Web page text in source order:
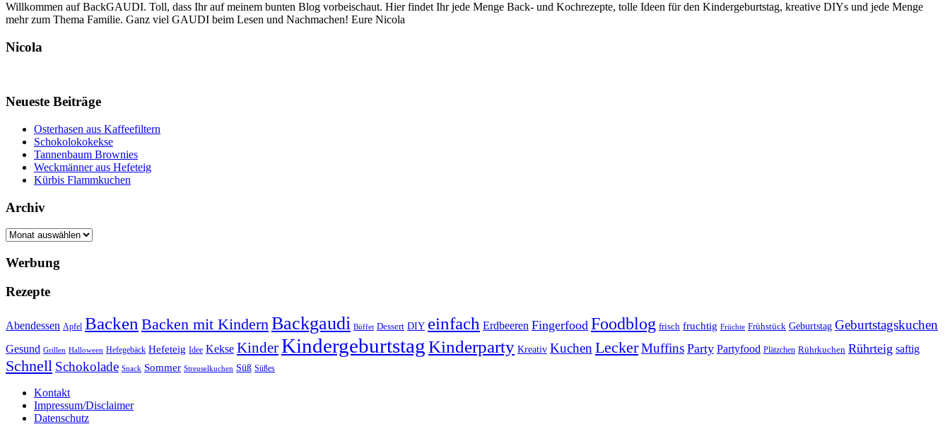
Willkommen auf BackGAUDI. Toll, dass Ihr auf meinem bunten Blog vorbeischaut. Hier findet Ihr jede Menge Back- und Kochrezepte, tolle Ideen für den Kindergeburtstag, kreative DIYs und jede Menge
mehr zum Thema Familie. Ganz viel GAUDI beim Lesen und Nachmachen! Eure Nicola
Nicola
Neueste Beiträge
Osterhasen aus Kaffeefiltern
Schokolokokekse
Tannenbaum Brownies
Weckmänner aus Hefeteig
Kürbis Flammkuchen
Archiv
Archiv
Werbung
Rezepte
Abendessen Apfel Backen Backen mit Kindern Backgaudi Büffet Dessert DIY einfach Erdbeeren Fingerfood Foodblog frisch fruchtig Früchte Frühstück Geburtstag Geburtstagskuchen
Gesund Grillen Halloween Hefegebäck Hefeteig Idee Kekse KinderKindergeburtstagKinderparty Kreativ Kuchen LeckerMuffins Party Partyfood Plätzchen Rührkuchen Rührteig saftig
Schnell Schokolade Snack Sommer Streuselkuchen Süß Süßes
Kontakt
Impressum/Disclaimer
Datenschutz